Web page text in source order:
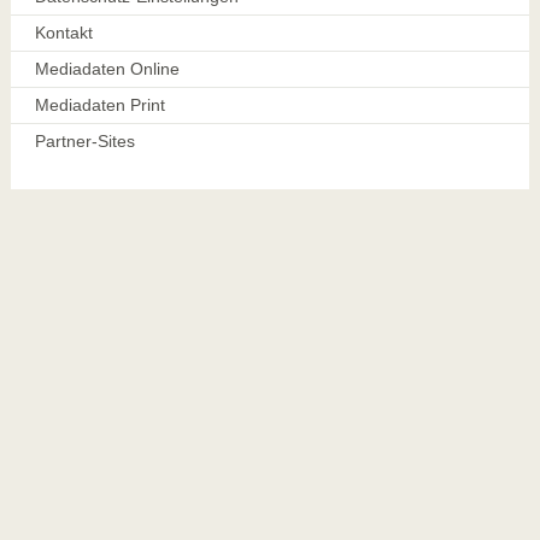
Kontakt
Mediadaten Online
Mediadaten Print
Partner-Sites